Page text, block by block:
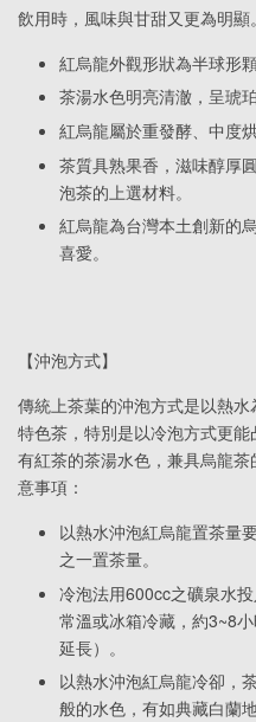
飲用時，風味與甘甜又更為明顯。
紅烏龍外觀形狀為半球形
茶湯水色明亮清澈，呈琥
紅烏龍屬於重發酵、中度
茶質具熟果香，滋味醇厚
泡茶的上選材料。
紅烏龍為台灣本土創新的
喜愛。
【沖泡方式】
傳統上茶葉的沖泡方式是以熱
特色茶，特別是以冷泡方式更
有紅茶的茶湯水色，兼具烏龍
意事項：
以熱水沖泡紅烏龍置茶量
之一置茶量。
冷泡法用600cc之礦泉水
常溫或冰箱冷藏，約3~8
延長）。
以熱水沖泡紅烏龍冷卻，
般的水色，有如典藏白蘭